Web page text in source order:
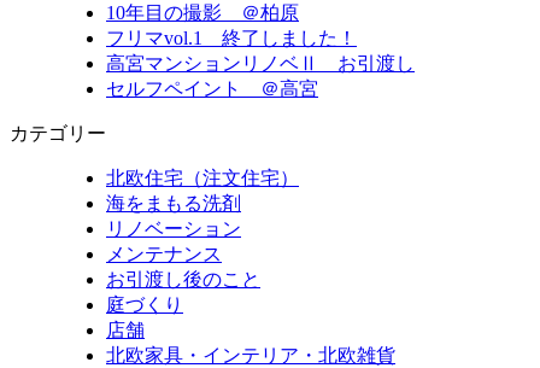
10年目の撮影 ＠柏原
フリマvol.1 終了しました！
高宮マンションリノベⅡ お引渡し
セルフペイント ＠高宮
カテゴリー
北欧住宅（注文住宅）
海をまもる洗剤
リノベーション
メンテナンス
お引渡し後のこと
庭づくり
店舗
北欧家具・インテリア・北欧雑貨